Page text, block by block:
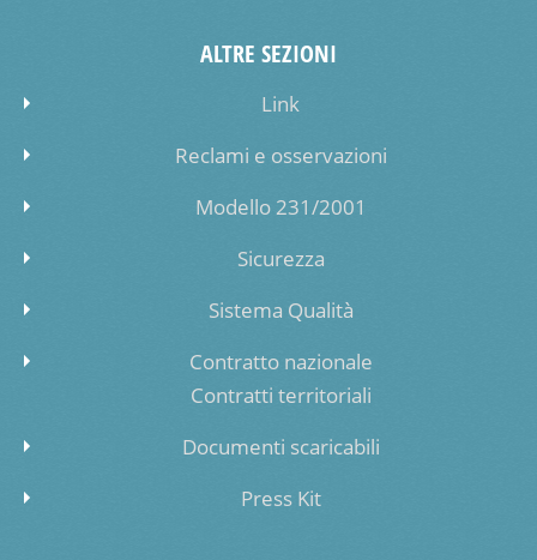
ALTRE SEZIONI
Link
Reclami e osservazioni
Modello 231/2001
Sicurezza
Sistema Qualità
Contratto nazionale
Contratti territoriali
Documenti scaricabili
Press Kit